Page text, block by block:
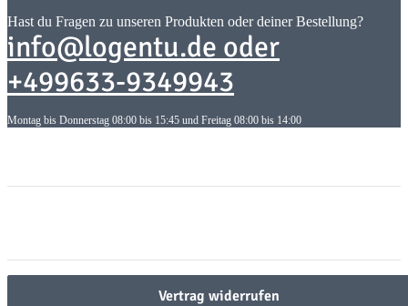
Hast du Fragen zu unseren Produkten oder deiner Bestellung?
info@logentu.de oder
+499633-9349943
Montag bis Donnerstag 08:00 bis 15:45 und Freitag 08:00 bis 14:00
Vertrag widerrufen